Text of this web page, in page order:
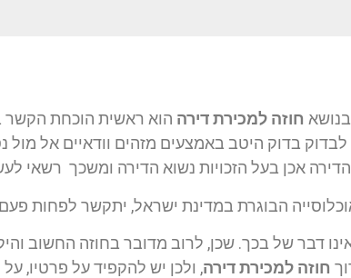
חוזה למכירת דירה הוא ראשית הוכחת הקשר
לבדוק בדוק היטב באמצעים מזהים וודאיים אל
אכן בעל הזכויות נשוא הדירה ומשכך רשאי
הבוגרת במדינת ישראל, יתקשר לפחות
דבר של בכך. שכן, לרוב מדובר בחוזה החשוב
חוזה למכירת דירה, ולכן יש להקפיד על פרטיו,